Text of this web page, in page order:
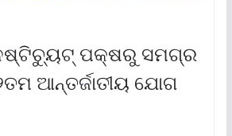
ପକ୍ଷରୁ ସମଗ୍ର
ଆନ୍ତର୍ଜାତୀୟ ଯୋଗ